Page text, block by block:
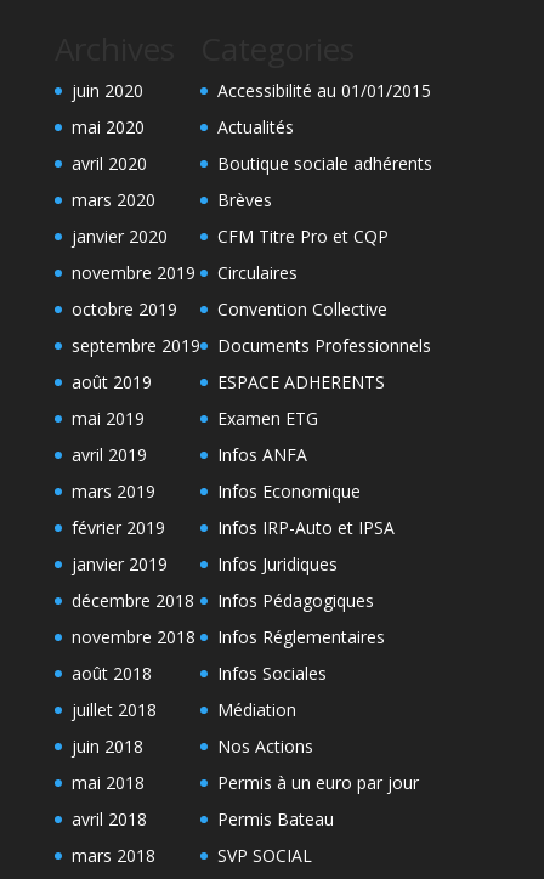
juin 2020
mai 2020
avril 2020
mars 2020
janvier 2020
novembre 2019
octobre 2019
septembre 2019
août 2019
mai 2019
avril 2019
mars 2019
février 2019
janvier 2019
décembre 2018
novembre 2018
août 2018
juillet 2018
juin 2018
mai 2018
avril 2018
mars 2018
Accessibilité au 01/01/2015
Actualités
Boutique sociale adhérents
Brèves
CFM Titre Pro et CQP
Circulaires
Convention Collective
Documents Professionnels
ESPACE ADHERENTS
Examen ETG
Infos ANFA
Infos Economique
Infos IRP-Auto et IPSA
Infos Juridiques
Infos Pédagogiques
Infos Réglementaires
Infos Sociales
Médiation
Nos Actions
Permis à un euro par jour
Permis Bateau
SVP SOCIAL